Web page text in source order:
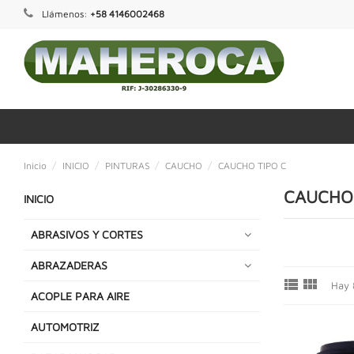
Llámenos: +58 4146002468
Inicio INICIO PINTURAS CAUCHO CAUCHO TIPO C
INICIO
ABRASIVOS Y CORTES
ABRAZADERAS
ACOPLE PARA AIRE
AUTOMOTRIZ
  Hay